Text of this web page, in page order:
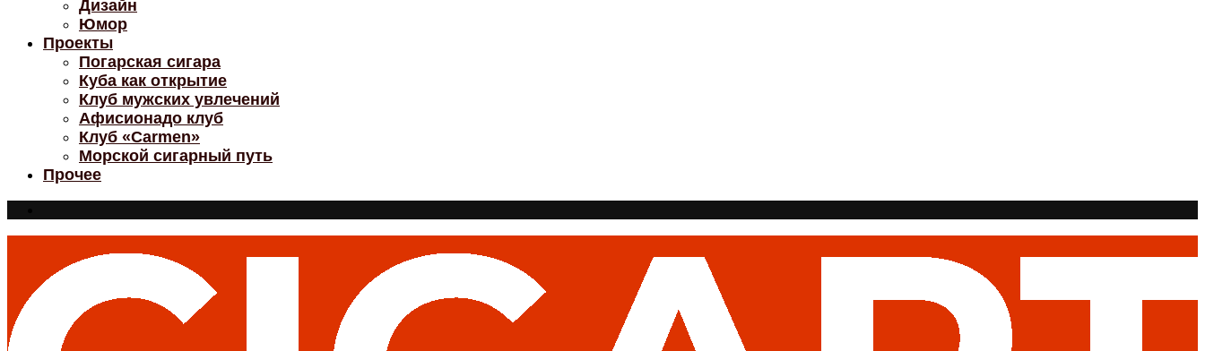
Дизайн
Юмор
Проекты
Погарская сигара
Куба как открытие
Клуб мужских увлечений
Афисионадо клуб
Клуб «Carmen»
Морской сигарный путь
Прочее